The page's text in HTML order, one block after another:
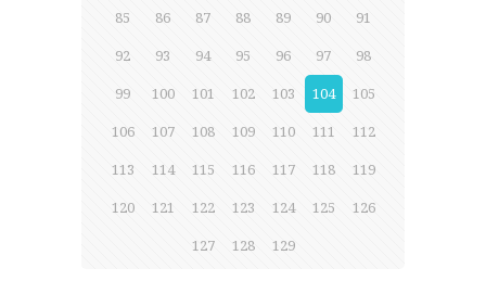
85
86 87 88 89 90
91
92
93 94 95 96 97
98
99
100 101 102 103 104
105
106
107 108 109 110 111
112
113
114 115 116 117 118
119
120
121 122 123 124 125
126
127
128 129